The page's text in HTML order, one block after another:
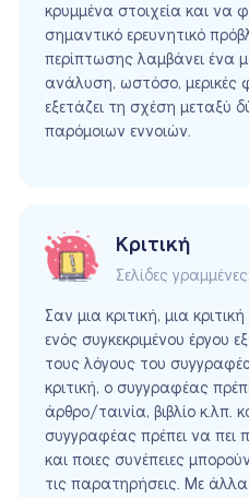
κρυμμένα στοιχεία και να
σημαντικό ερευνητικό
περίπτωσης λαμβάνει ένα
ανάλυση, ωστόσο, μερικές
εξετάζει τη σχέση μεταξύ
παρόμοιων εννοιών.
Κριτική
Σελίδες γραμμένες:
Σαν μια κριτική, μια
ενός συγκεκριμένου έργου
τους λόγους του
κριτική, ο συγγραφέας
άρθρο/ταινία, βιβλίο κ.λπ.
συγγραφέας πρέπει να πει
και ποιες συνέπειες
τις παρατηρήσεις. Με άλλα